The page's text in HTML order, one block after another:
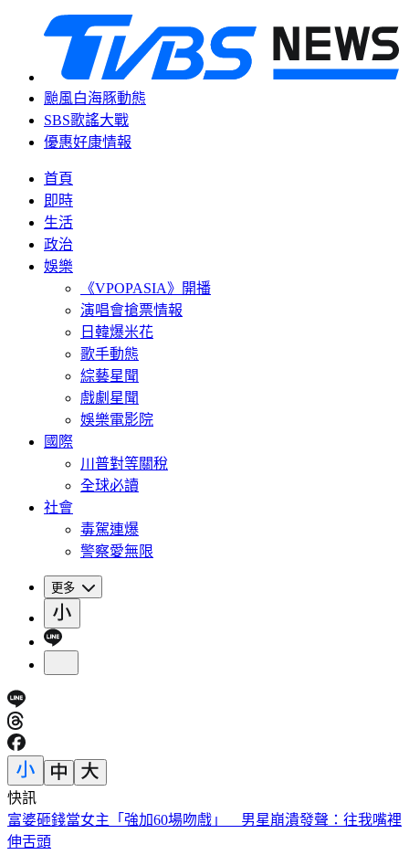
颱風白海豚動態
SBS歌謠大戰
優惠好康情報
首頁
即時
生活
政治
娛樂
《VPOPASIA》開播
演唱會搶票情報
日韓爆米花
歌手動態
綜藝星聞
戲劇星聞
娛樂電影院
國際
川普對等關稅
全球必讀
社會
毒駕連爆
警察愛無限
更多
快訊
喉嚨痛如刀割！一票人狂咳3週「新冠、流感全陰」 醫曝：
這次病毒很毒